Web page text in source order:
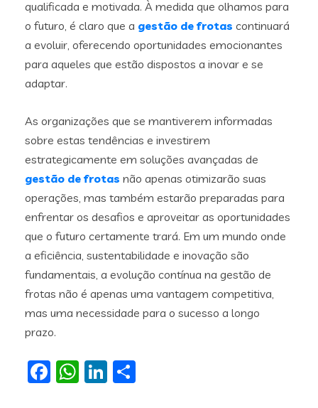
qualificada e motivada. À medida que olhamos para
o futuro, é claro que a gestão de frotas continuará
a evoluir, oferecendo oportunidades emocionantes
para aqueles que estão dispostos a inovar e se
adaptar.
As organizações que se mantiverem informadas
sobre estas tendências e investirem
estrategicamente em soluções avançadas de
gestão de frotas não apenas otimizarão suas
operações, mas também estarão preparadas para
enfrentar os desafios e aproveitar as oportunidades
que o futuro certamente trará. Em um mundo onde
a eficiência, sustentabilidade e inovação são
fundamentais, a evolução contínua na gestão de
frotas não é apenas uma vantagem competitiva,
mas uma necessidade para o sucesso a longo
prazo.
Facebook
WhatsApp
LinkedIn